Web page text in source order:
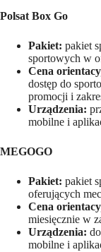
Polsat Box Go
Pakiet: pakiet
sportowych w
Cena
dostęp do
promocji i
Urządzenia:
mobilne i
MEGOGO
Pakiet: pakiet
oferujących
Cena
miesięcznie w
Urządzenia:
mobilne i